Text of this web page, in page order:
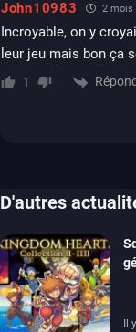
John10983 2 mois
Incroyable, on y
leur jeu mais bon ça
1
D'autres
Il